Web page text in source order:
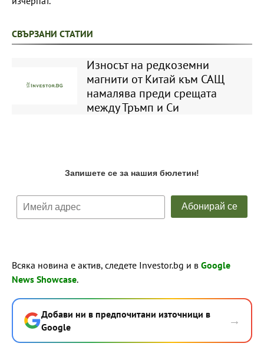
СВЪРЗАНИ СТАТИИ
Износът на редкоземни
магнити от Китай към САЩ
намалява преди срещата
между Тръмп и Си
Всяка новина е актив, следете Investor.bg и в Google
News Showcase.
Добави ни в предпочитани източници в
Google
→